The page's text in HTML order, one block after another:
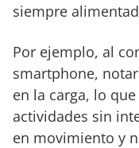
siempre
Por ejemplo, al
smartphone,
en la carga, lo
actividades sin
en movimiento y